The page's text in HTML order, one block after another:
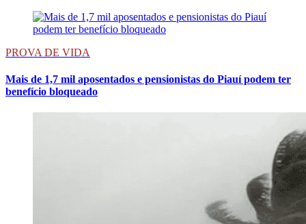
PROVA DE VIDA
Mais de 1,7 mil aposentados e pensionistas do Piauí podem ter
benefício bloqueado